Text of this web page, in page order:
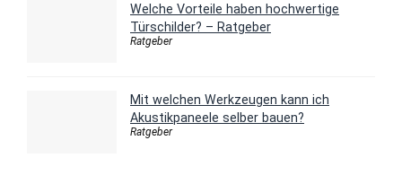
Welche Vorteile haben hochwertige
Türschilder? – Ratgeber
Ratgeber
Mit welchen Werkzeugen kann ich
Akustikpaneele selber bauen?
Ratgeber